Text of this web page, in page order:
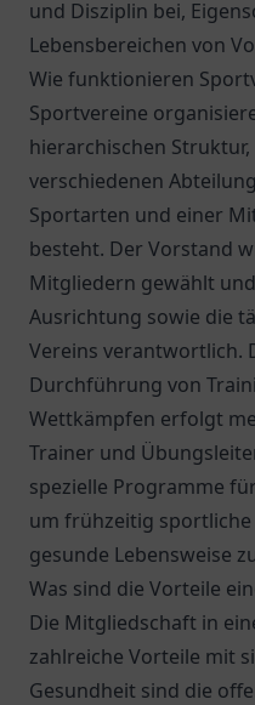
und Disziplin bei,
Lebensbereichen von
Wie funktionieren
Sportvereine
hierarchischen
verschiedenen
Sportarten und einer
besteht. Der Vorstand
Mitgliedern gewählt
Ausrichtung sowie die
Vereins verantwortlich.
Durchführung von
Wettkämpfen erfolgt
Trainer und
spezielle Programme
um frühzeitig
gesunde Lebensweise
Was sind die Vorteile
Die Mitgliedschaft in
zahlreiche Vorteile mit
Gesundheit sind die